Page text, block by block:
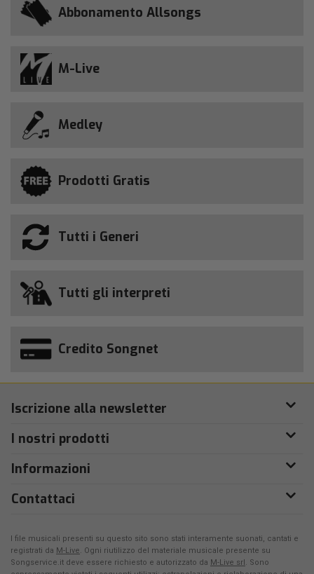
Abbonamento Allsongs
M-Live
Medley
Prodotti Gratis
Tutti i Generi
Tutti gli interpreti
Credito Songnet
Iscrizione alla newsletter
I nostri prodotti
Informazioni
Contattaci
I file musicali presenti su questo sito sono stati interamente suonati, cantati e
registrati da M-Live. Ogni riutilizzo del materiale musicale presente su
Songservice.it deve essere richiesto e autorizzato da M-Live srl. Sono